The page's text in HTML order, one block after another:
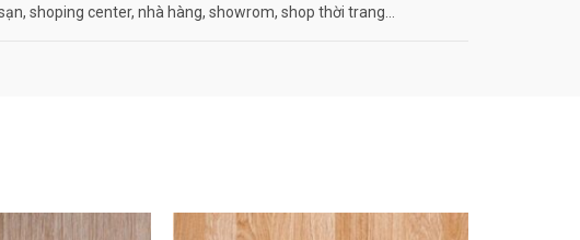
shoping center, nhà hàng, showrom, shop thời trang…